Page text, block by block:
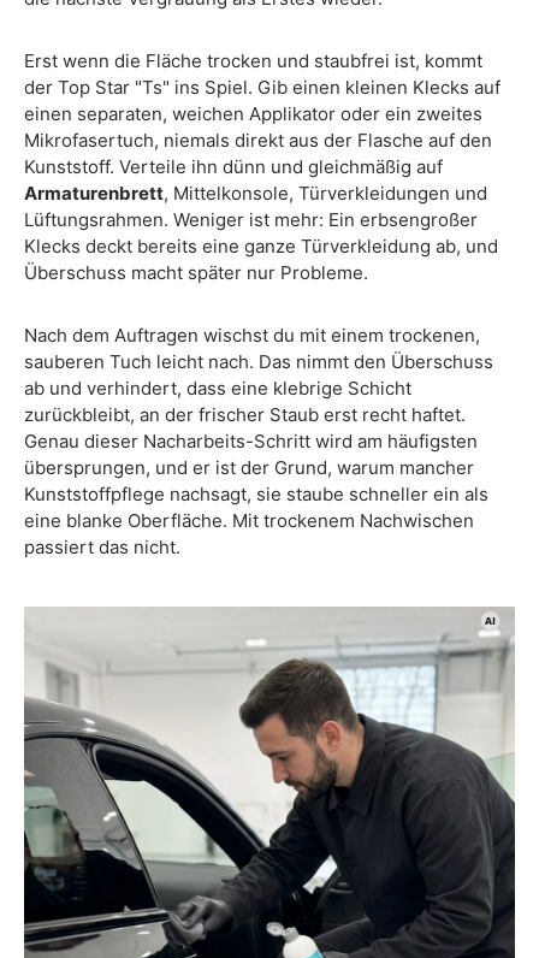
Erst wenn die Fläche trocken und staubfrei ist, kommt
der Top Star "Ts" ins Spiel. Gib einen kleinen Klecks auf
einen separaten, weichen Applikator oder ein zweites
Mikrofasertuch, niemals direkt aus der Flasche auf den
Kunststoff. Verteile ihn dünn und gleichmäßig auf
Armaturenbrett, Mittelkonsole, Türverkleidungen und
Lüftungsrahmen. Weniger ist mehr: Ein erbsengroßer
Klecks deckt bereits eine ganze Türverkleidung ab, und
Überschuss macht später nur Probleme.
Nach dem Auftragen wischst du mit einem trockenen,
sauberen Tuch leicht nach. Das nimmt den Überschuss
ab und verhindert, dass eine klebrige Schicht
zurückbleibt, an der frischer Staub erst recht haftet.
Genau dieser Nacharbeits-Schritt wird am häufigsten
übersprungen, und er ist der Grund, warum mancher
Kunststoffpflege nachsagt, sie staube schneller ein als
eine blanke Oberfläche. Mit trockenem Nachwischen
passiert das nicht.